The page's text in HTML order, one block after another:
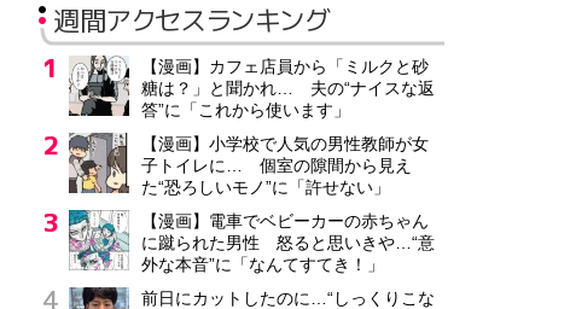
週間アクセスランキング
【漫画】カフェ店員から「ミルクと砂
糖は？」と聞かれ… 夫の“ナイスな返
答”に「これから使います」
【漫画】小学校で人気の男性教師が女
子トイレに… 個室の隙間から見え
た“恐ろしいモノ”に「許せない」
【漫画】電車でベビーカーの赤ちゃん
に蹴られた男性 怒ると思いきや…“意
外な本音”に「なんてすてき！」
前日にカットしたのに…“しっくりこな